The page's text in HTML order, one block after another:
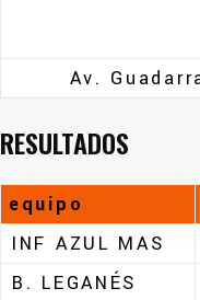
Av.
RESULTADOS
equipo
INF AZUL MAS
B. LEGANÉS